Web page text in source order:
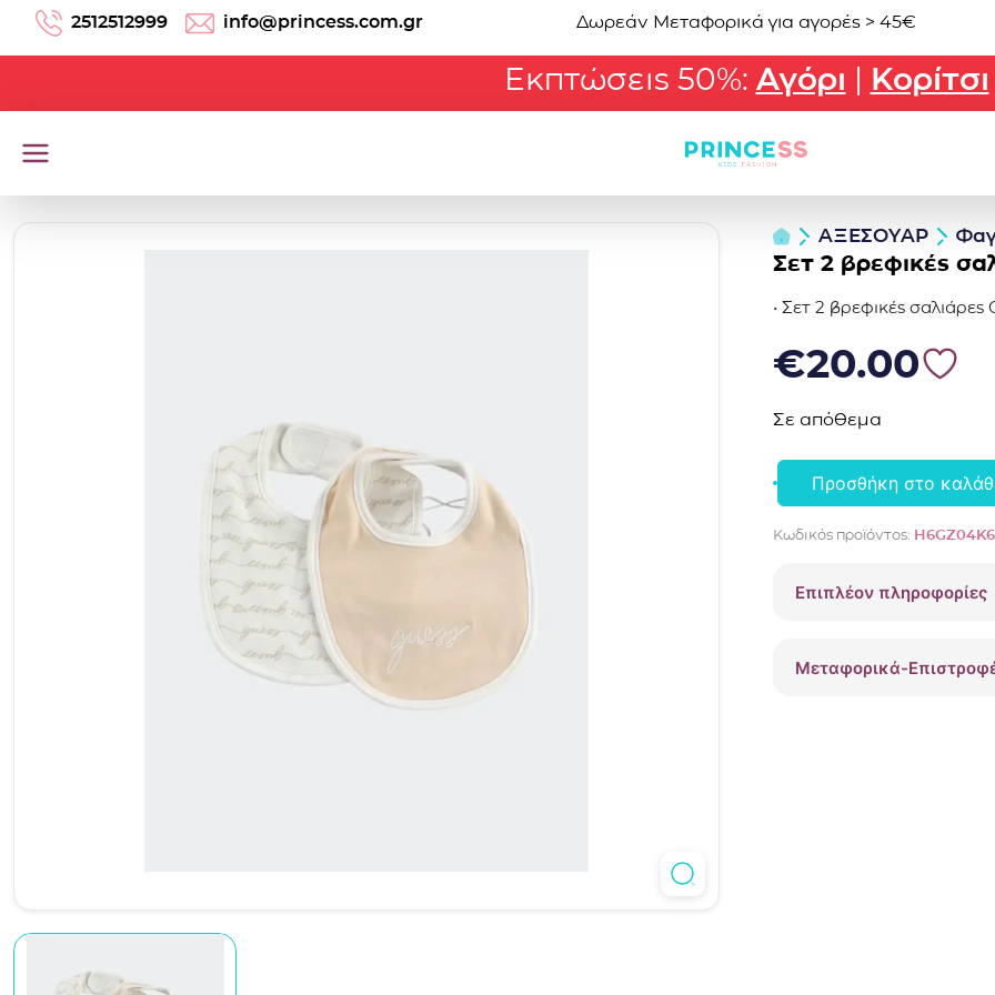
Μετάβαση στο περιεχόμενο
2512512999 info@princess.com.gr Δωρεάν Μεταφορικά για αγορές > 45€
Εκπτώσεις 50%: Αγόρι | Κορίτσι
ΑΞΕΣΟΥΑΡ
Σετ 2 βρεφικές
• Σετ 2 βρεφικές
€20.00
Σε απόθεμα
βρεφικές
Guess
ποσότητα
Προσθήκη στο
Κωδικός προϊόντος:
Επιπλέον πληροφορίες
Μεταφορικά-